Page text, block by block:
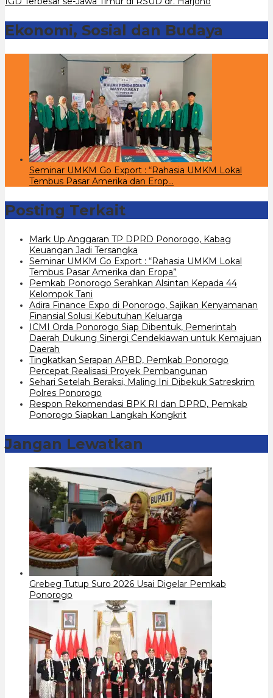
Ekonomi, Sosial dan Budaya
Seminar UMKM Go Export : “Rahasia UMKM Lokal
Tembus Pasar Amerika dan Erop…
Posting Terkait
Mark Up Anggaran TP DPRD Ponorogo, Kabag
Keuangan Jadi Tersangka
Seminar UMKM Go Export : “Rahasia UMKM Lokal
Tembus Pasar Amerika dan Eropa”
Pemkab Ponorogo Serahkan Alsintan Kepada 44
Kelompok Tani
Adira Finance Expo di Ponorogo, Sajikan Kenyamanan
Finansial Solusi Kebutuhan Keluarga
ICMI Orda Ponorogo Siap Dibentuk, Pemerintah
Daerah Dukung Sinergi Cendekiawan untuk Kemajuan
Daerah
Tingkatkan Serapan APBD, Pemkab Ponorogo
Percepat Realisasi Proyek Pembangunan
Sehari Setelah Beraksi, Maling Ini Dibekuk Satreskrim
Polres Ponorogo
Respon Rekomendasi BPK RI dan DPRD, Pemkab
Ponorogo Siapkan Langkah Kongkrit
Jangan Lewatkan
Grebeg Tutup Suro 2026 Usai Digelar Pemkab
Ponorogo